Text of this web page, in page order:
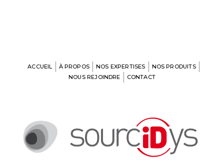
ACCUEIL À PROPOS NOS EXPERTISES
NOS PRODUITS
NOUS REJOINDRE
CONTACT